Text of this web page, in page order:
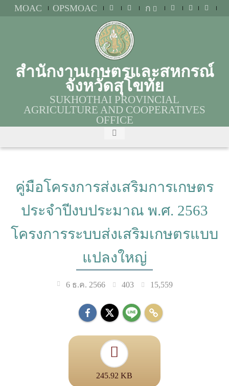
MOAC OPSMOAC ก
สำนักงานเกษตรและสหกรณ์
จังหวัดสุโขทัย
SUKHOTHAI PROVINCIAL
AGRICULTURE AND COOPERATIVES
OFFICE
คู่มือโครงการส่งเสริมการเกษตร
ประจำปีงบประมาณ พ.ศ. 2563
โครงการระบบส่งเสริมเกษตรแบบ
แปลงใหญ่
6 ธ.ค. 2566 403 15,559
245.92 KB